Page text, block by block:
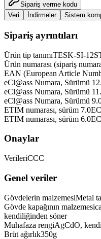
Sipariş verme kodu
Veri
İndirmeler Sistem
Sipariş ayrıntıları
Ürün tip tanımıTESK-SI-
Ürün numarası (sipariş
EAN (European Article
eCl@ass Numara, Sürümü
eCl@ass Numara, Sürümü
eCl@ass Numara, Sürümü
ETIM numarası, sürüm 7.0
ETIM numarası, sürüm 6.0
Onaylar
VerileriCCC
Genel veriler
Gövdelerin malzemesiMetal
Gövde kapağının malzemesi
kendiliğinden söner
Muhafaza rengiAgCdO,
Brüt ağırlık350g